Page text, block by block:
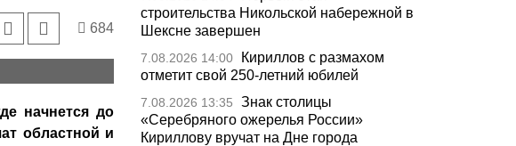
684
начнется до
областной и
строительства Никольской набережной в
Шексне завершен
7.08.2026 14:00
Кириллов с размахом
отметит свой 250-летний юбилей
7.08.2026 13:35
Знак столицы
«Серебряного ожерелья России»
Кириллову вручат на Дне города